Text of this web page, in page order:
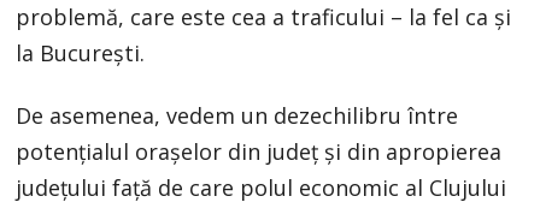
problemă, care este cea a traficului – la fel ca și
la București.
De asemenea, vedem un dezechilibru între
potențialul orașelor din județ și din apropierea
județului față de care polul economic al Clujului